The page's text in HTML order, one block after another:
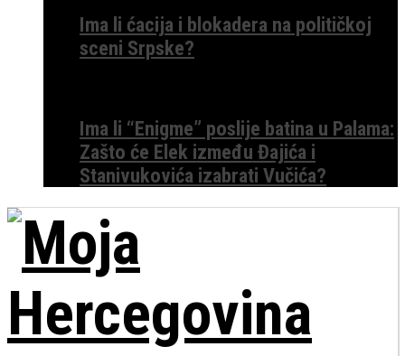
Ima li ćacija i blokadera na političkoj
sceni Srpske?
Ima li “Enigme” poslije batina u Palama:
Zašto će Elek između Đajića i
Stanivukovića izabrati Vučića?